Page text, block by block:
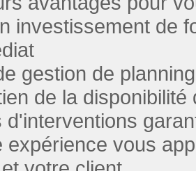
investissement de
gestion de
de la
d'interventions
expérience vous